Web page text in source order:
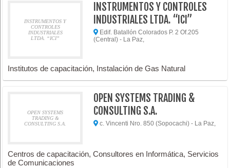
INSTRUMENTOS Y
CONTROLES
INDUSTRIALES
LTDA. “ICI”
INSTRUMENTOS Y CONTROLES
INDUSTRIALES LTDA. “ICI”
Edif. Batallón Colorados P. 2 Of.205
(Central) - La Paz,
Institutos de capacitación, Instalación de Gas Natural
OPEN SYSTEMS
TRADING &
CONSULTING S.A.
OPEN SYSTEMS TRADING &
CONSULTING S.A.
c. Vincenti Nro. 850 (Sopocachi) - La Paz,
Centros de capacitación, Consultores en Informática, Servicios
de Comunicaciones